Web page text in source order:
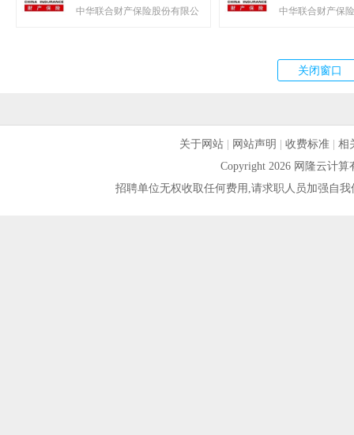
中华联合财产保险股份有限公
中华联合财产保
关于网站 网站声明 |收费标准 |相
Copyright 2026 网隆云计
招聘单位无权收取任何费用,请求职人员加强自